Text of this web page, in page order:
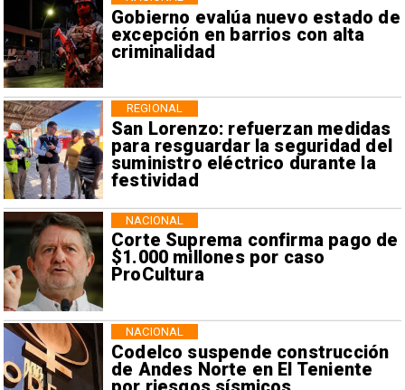
Gobierno evalúa nuevo estado de
excepción en barrios con alta
criminalidad
San Lorenzo: refuerzan medidas
para resguardar la seguridad del
suministro eléctrico durante la
festividad
REGIONAL
Corte Suprema confirma pago de
$1.000 millones por caso
ProCultura
NACIONAL
Codelco suspende construcción
de Andes Norte en El Teniente
NACIONAL